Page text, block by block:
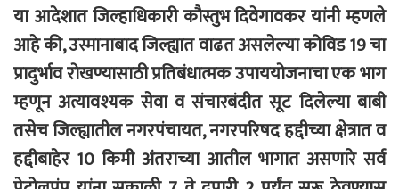
या आदेशात जिल्हाधिकारी कौस्तुभ दिवेगावकर यांनी म्हणले
आहे की, उस्मानाबाद जिल्ह्यात वाढत असलेल्या कोविड 19 चा
प्रादुर्भाव रोखण्यासाठी प्रतिबंधात्मक उपाययोजनाचा एक भाग
म्हणून अत्यावश्यक सेवा व संचारबंदीत सूट दिलेल्या बाबी
तसेच जिल्ह्यातील नगरपंचायत, नगरपरिषद हद्दीच्या क्षेत्रात व
हद्दीबाहेर 10 किमी अंतराच्या आतील भागात असणारे सर्व